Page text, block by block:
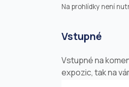
Na prohlídky není
Vstupné
Vstupné na
expozic, tak na